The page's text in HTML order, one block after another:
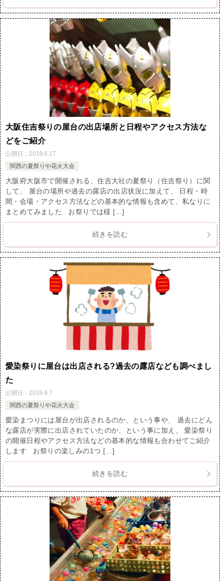
大阪住吉祭りの屋台の出店場所と日程やアクセス方法な
どをご紹介
公開日： 2019.6.17
関西の夏祭りや花火大会
大阪府大阪市で開催される、住吉大社の夏祭り（住吉祭り）に関
して、 屋台の場所や過去の露店の出店状況に加えて、 日程・時
間・会場・アクセス方法などの基本的な情報も含めて、私なりに
まとめてみました お祭りでは様 […]
続きを読む
愛染祭りに屋台は出店される?過去の露店なども調べまし
た
公開日： 2019.6.7
関西の夏祭りや花火大会
愛染まつりには屋台が出店されるのか、という事や、 過去にどん
な露店が実際に出店されていたのか、という事に加え、 愛染祭り
の開催日程やアクセス方法などの基本的な情報も合わせてご紹介
します お祭りの楽しみの1つ […]
続きを読む